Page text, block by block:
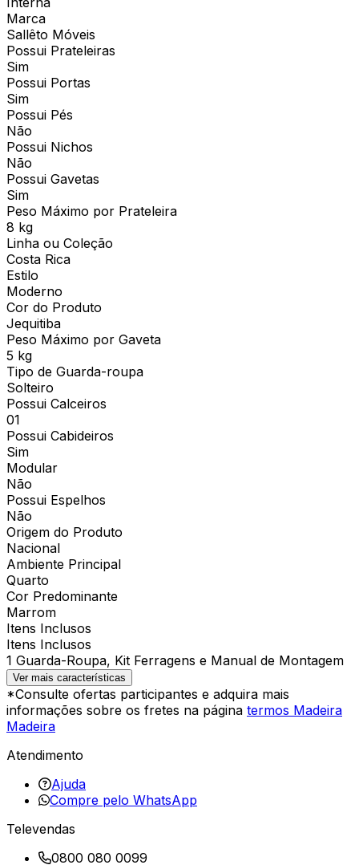
Marca
Sallêto Móveis
Possui Prateleiras
Sim
Possui Portas
Sim
Possui Pés
Não
Possui Nichos
Não
Possui Gavetas
Sim
Peso Máximo por Prateleira
8 kg
Linha ou Coleção
Costa Rica
Estilo
Moderno
Cor do Produto
Jequitiba
Peso Máximo por Gaveta
5 kg
Tipo de Guarda-roupa
Solteiro
Possui Calceiros
01
Possui Cabideiros
Sim
Modular
Não
Possui Espelhos
Não
Origem do Produto
Nacional
Ambiente Principal
Quarto
Cor Predominante
Marrom
Itens Inclusos
Itens Inclusos
1 Guarda-Roupa, Kit Ferragens e Manual de Montagem
Ver mais características
*Consulte ofertas participantes e adquira mais
informações sobre os fretes na página termos Madeira
Madeira
Atendimento
Ajuda
Compre pelo WhatsApp
Televendas
0800 080 0099